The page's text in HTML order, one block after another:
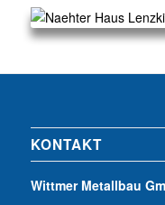
KONTAKT
Wittmer Metallbau